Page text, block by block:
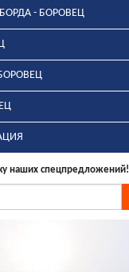
- БОРОВЕЦ
наших спецпредложений!